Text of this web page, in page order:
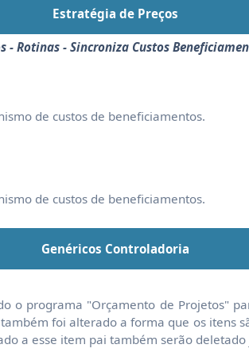
Estratégia de Preços
- Rotinas - Sincroniza Custos
de custos de beneficiamentos.
de custos de beneficiamentos.
Genéricos Controladoria
o programa "Orçamento de Projetos"
foi alterado a forma que os itens
a esse item pai também serão deletado